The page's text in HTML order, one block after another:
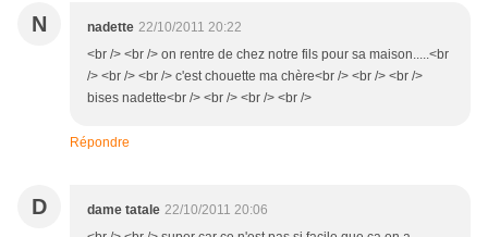
N nadette 22/10/2011 20:22
<br /> <br /> on rentre de chez notre fils pour sa maison.....<br
/> <br /> <br /> c'est chouette ma chère<br /> <br /> <br />
bises nadette<br /> <br /> <br /> <br />
Répondre
D dame tatale 22/10/2011 20:06